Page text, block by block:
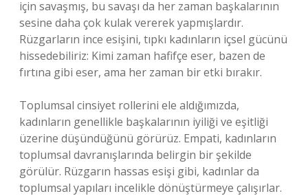
için savaşmış, bu savaşı da her zaman başkalarının
sesine daha çok kulak vererek yapmışlardır.
Rüzgarların ince esişini, tıpkı kadınların içsel gücünü
hissedebiliriz: Kimi zaman hafifçe eser, bazen de
fırtına gibi eser, ama her zaman bir etki bırakır.
Toplumsal cinsiyet rollerini ele aldığımızda,
kadınların genellikle başkalarının iyiliği ve eşitliği
üzerine düşündüğünü görürüz. Empati, kadınların
toplumsal davranışlarında belirgin bir şekilde
görülür. Rüzgarın hassas esişi gibi, kadınlar da
toplumsal yapıları incelikle dönüştürmeye çalışırlar.